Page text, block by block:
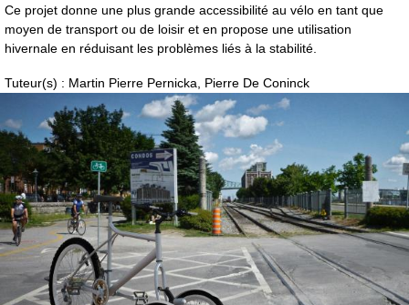
Ce projet donne une plus grande accessibilité au vélo en tant que
moyen de transport ou de loisir et en propose une utilisation
hivernale en réduisant les problèmes liés à la stabilité.
Tuteur(s) : Martin Pierre Pernicka, Pierre De Coninck